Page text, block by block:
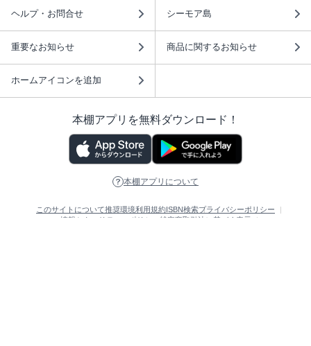
ヘルプ・お問合せ シーモア島
重要なお知らせ 商品に関するお知らせ
ホームアイコンを追加
本棚アプリを無料ダウンロード！
本棚アプリについて
このサイトについて推奨環境利用規約ISBN検索プライバシーポリシー
情報セキュリティーポリシー
特定商取引法に基づく表示